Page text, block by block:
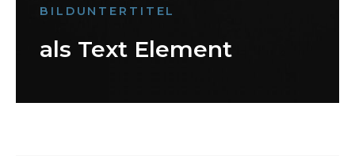
BILDUNTERTITEL
als Text Element